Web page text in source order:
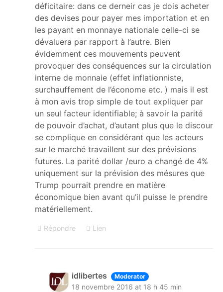
déficitaire: dans ce derneir cas je dois acheter
des devises pour payer mes importation et en
les payant en monnaye nationale celle-ci se
dévaluera par rapport à l’autre. Bien
évidemment ces mouvements peuvent
provoquer des conséquences sur la circulation
interne de monnaie (effet inflationniste,
surchauffement de l’économe etc. ) mais il est
à mon avis trop simple de tout expliquer par
un seul facteur identifiable; à savoir la parité
de pouvoir d’achat, d’autant plus que le discour
se complique en considérant que les acteurs
sur le marché travaillent sur des prévisions
futures. La parité dollar /euro a changé de 4%
uniquement sur la prévision des mésures que
Trump pourrait prendre en matière
économique bien avant qu’il puisse le prendre
matériellement.
Répondre Lien
idlibertes Moderator
18 novembre 2016 at 18 h 45 min